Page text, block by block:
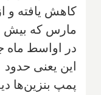
کاهش یافته و
پمپ بنزین‌ها